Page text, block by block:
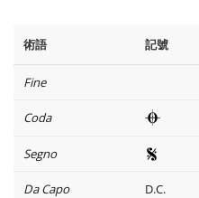
術語 記號
Fine
Coda
Segno
Da Capo D.C.